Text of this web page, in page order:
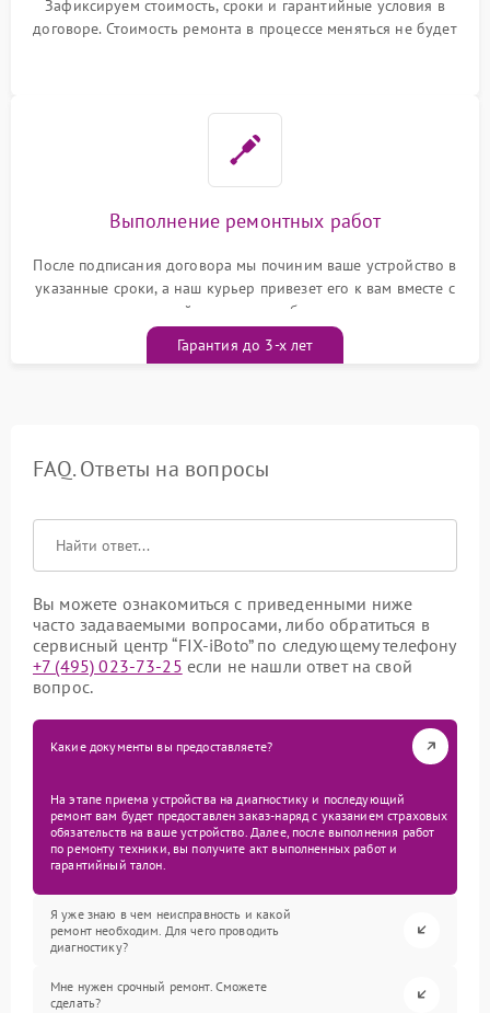
Зафиксируем стоимость, сроки и гарантийные условия в
договоре. Стоимость ремонта в процессе меняться не будет
Выполнение ремонтных работ
После подписания договора мы починим ваше устройство в
указанные сроки, а наш курьер привезет его к вам вместе с
гарантийным талоном бесплатно
Гарантия до 3-х лет
FAQ. Ответы на вопросы
Вы можете ознакомиться с приведенными ниже
часто задаваемыми вопросами, либо обратиться в
сервисный центр “FIX-iBoto” по следующему телефону
+7 (495) 023-73-25 если не нашли ответ на свой
вопрос.
Какие документы вы предоставляете?
На этапе приема устройства на диагностику и последующий
ремонт вам будет предоставлен заказ-наряд с указанием страховых
обязательств на ваше устройство. Далее, после выполнения работ
по ремонту техники, вы получите акт выполненных работ и
гарантийный талон.
Я уже знаю в чем неисправность и какой
ремонт необходим. Для чего проводить
диагностику?
Мне нужен срочный ремонт. Сможете
сделать?